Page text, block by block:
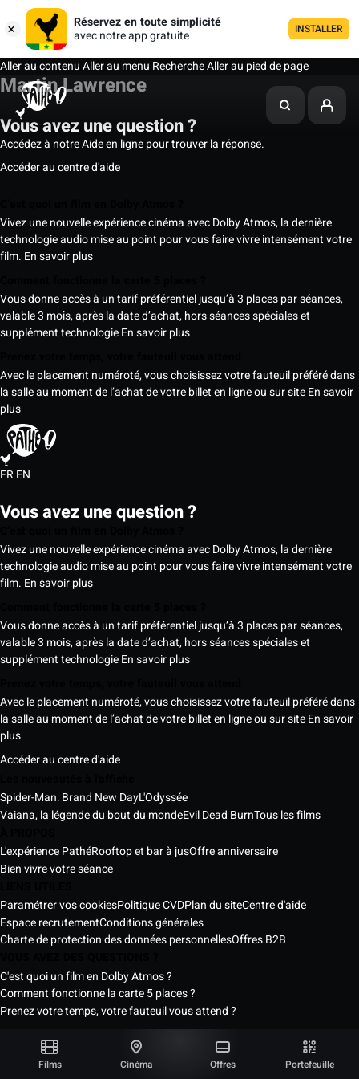
Réservez en toute simplicité
avec notre app gratuite
INSTALLER
Aller au contenuAller au menu RechercheAller au pied de page
Films Cinéma Offres Portefeuille
Martin Lawrence
Vous avez une question ?
Accédez à notre Aide en ligne pour trouver la réponse.
Accéder au centre d'aide
Vivez une nouvelle expérience cinéma avec Dolby Atmos, la dernière
technologie audio mise au point pour vous faire vivre intensément votre
film. En savoir plus
Vous donne accès à un tarif préférentiel jusqu’à 3 places par séances,
valable 3 mois, après la date d’achat, hors séances spéciales et
supplément technologieEn savoir plus
Avec le placement numéroté, vous choisissez votre fauteuil préféré dans
la salle au moment de l’achat de votre billet en ligne ou sur siteEn savoir
plus
FREN
Vous avez une question ?
Vivez une nouvelle expérience cinéma avec Dolby Atmos, la dernière
technologie audio mise au point pour vous faire vivre intensément votre
film. En savoir plus
Vous donne accès à un tarif préférentiel jusqu’à 3 places par séances,
valable 3 mois, après la date d’achat, hors séances spéciales et
supplément technologieEn savoir plus
Avec le placement numéroté, vous choisissez votre fauteuil préféré dans
la salle au moment de l’achat de votre billet en ligne ou sur siteEn savoir
plus
Accéder au centre d'aide
Spider-Man: Brand New DayL'Odyssée
Vaiana, la légende du bout du mondeEvil Dead BurnTous les films
L'expérience PathéRooftop et bar à jusOffre anniversaire
Bien vivre votre séance
Paramétrer vos cookiesPolitique CVDPlan du siteCentre d'aide
Espace recrutementConditions générales
Charte de protection des données personnellesOffres B2B
C'est quoi un film en Dolby Atmos ?
Comment fonctionne la carte 5 places ?
Prenez votre temps, votre fauteuil vous attend ?
Les Cinémas Pathé Sénégal © 2026
Tous droits réservés ®